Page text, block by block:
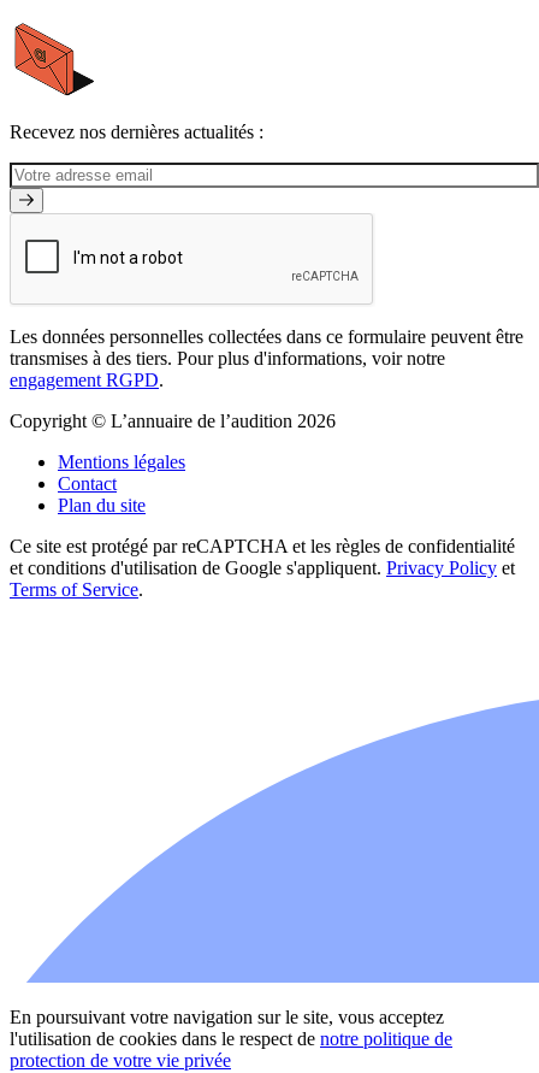
Recevez nos dernières actualités :
Les données personnelles collectées dans ce formulaire peuvent être
transmises à des tiers. Pour plus d'informations, voir notre
engagement RGPD.
Copyright © L’annuaire de l’audition 2026
Mentions légales
Contact
Plan du site
Ce site est protégé par reCAPTCHA et les règles de confidentialité
et conditions d'utilisation de Google s'appliquent. Privacy Policy et
Terms of Service.
En poursuivant votre navigation sur le site, vous acceptez
l'utilisation de cookies dans le respect de notre politique de
protection de votre vie privée